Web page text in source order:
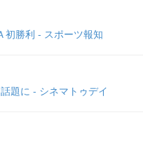
初勝利 - スポーツ報知
題に - シネマトゥデイ